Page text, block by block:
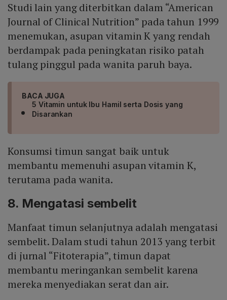
Studi lain yang diterbitkan dalam “American
Journal of Clinical Nutrition” pada tahun 1999
menemukan, asupan vitamin K yang rendah
berdampak pada peningkatan risiko patah
tulang pinggul pada wanita paruh baya.
BACA JUGA
5 Vitamin untuk Ibu Hamil serta Dosis yang
Disarankan
Konsumsi timun sangat baik untuk
membantu memenuhi asupan vitamin K,
terutama pada wanita.
8. Mengatasi sembelit
Manfaat timun selanjutnya adalah mengatasi
sembelit. Dalam studi tahun 2013 yang terbit
di jurnal “Fitoterapia”, timun dapat
membantu meringankan sembelit karena
mereka menyediakan serat dan air.